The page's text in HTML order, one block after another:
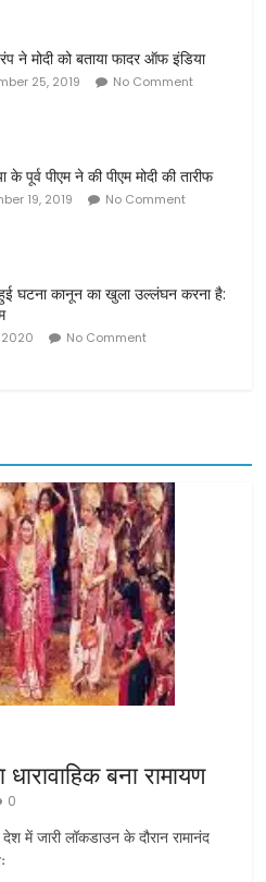
ने मोदी को बताया फादर ऑफ इंडिया
25, 2019 No Comment
के पूर्व पीएम ने की पीएम मोदी की तारीफ
19, 2019 No Comment
घटना कानून का खुला उल्लंघन करना है:
2020 No Comment
धारावाहिक बना रामायण
0
में जारी लॉकडाउन के दौरान रामानंद